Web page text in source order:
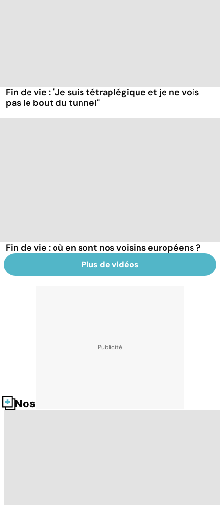
Fin de vie : "Je suis tétraplégique et je ne vois
pas le bout du tunnel"
Fin de vie : où en sont nos voisins européens ?
Plus de vidéos
Nos fiches santé